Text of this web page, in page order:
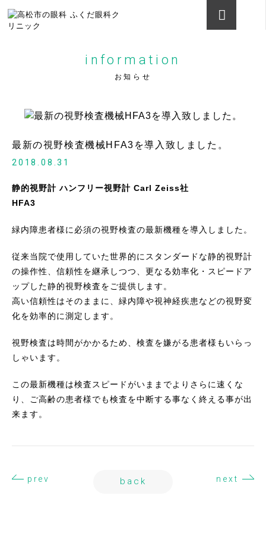
information
お知らせ
最新の視野検査機械HFA3を導入致しました。
2018.08.31
静的視野計 ハンフリー視野計 Carl Zeiss社
HFA3
緑内障患者様に必須の視野検査の最新機種を導入しました。
従来当院で使用していた世界的にスタンダードな静的視野計
の操作性、信頼性を継承しつつ、更なる効率化・スピードア
ップした静的視野検査をご提供します。
高い信頼性はそのままに、緑内障や視神経疾患などの視野変
化を効率的に測定します。
視野検査は時間がかかるため、検査を嫌がる患者様もいらっ
しゃいます。
この最新機種は検査スピードがいままでよりさらに速くな
り、ご高齢の患者様でも検査を中断する事なく終える事が出
来ます。
prev back next